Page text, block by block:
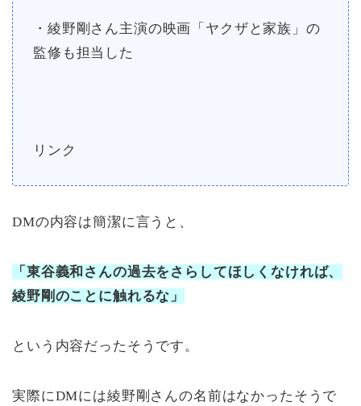
・綾野剛さん主演の映画「ヤクザと家族」の
監修も担当した
リンク
DMの内容は簡潔に言うと、
「東谷義和さんの過去をさらしてほしくなければ、
綾野剛のことに触れるな」
という内容だったそうです。
実際にDMには綾野剛さんの名前はなかったそうで